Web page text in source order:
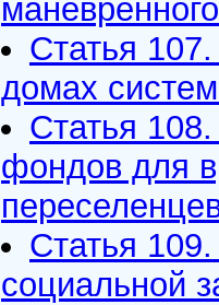
Статья
домах
Статья
фондов для
Статья
социальной